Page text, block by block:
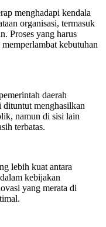
menghadapi kendala
organisasi, termasuk
Proses yang harus
kebutuhan
daerah
dituntut menghasilkan
namun di sisi lain
terbatas.
lebih kuat antara
kebijakan
yang merata di